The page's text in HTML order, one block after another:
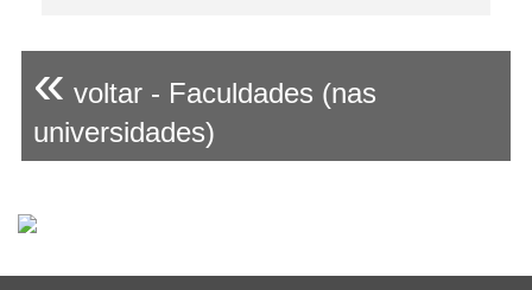
« voltar - Faculdades (nas
universidades)